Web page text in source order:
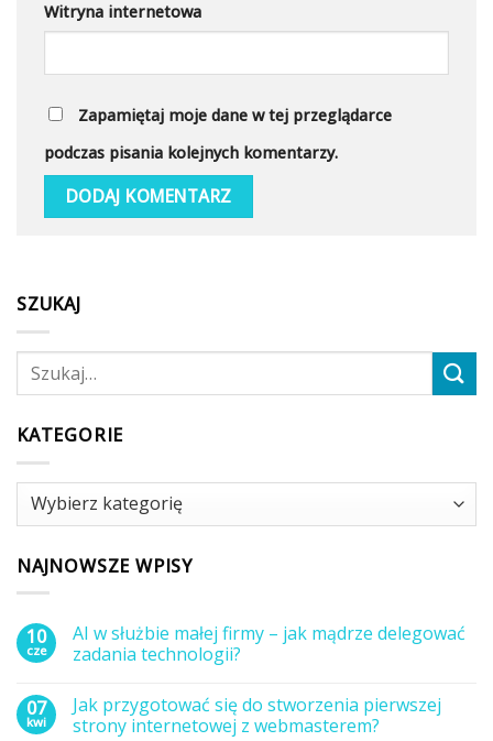
Witryna internetowa
Zapamiętaj moje dane w tej przeglądarce
podczas pisania kolejnych komentarzy.
SZUKAJ
KATEGORIE
Kategorie
NAJNOWSZE WPISY
10
cze
AI w służbie małej firmy – jak mądrze delegować
zadania technologii?
do
AI
w
07
kwi
Jak przygotować się do stworzenia pierwszej
strony internetowej z webmasterem?